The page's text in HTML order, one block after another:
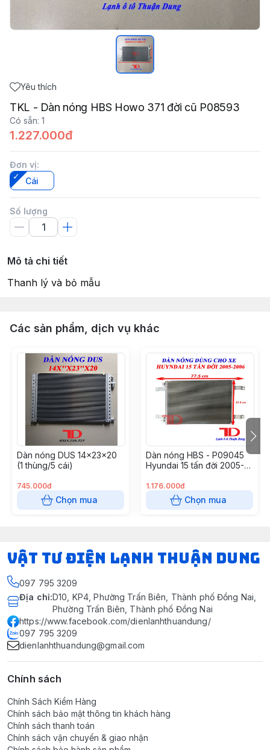
Yêu thích
TKL - Dàn nóng HBS Howo 371 đời cũ P08593
Có sẵn: 1
1.227.000đ
Đơn vị:
Cái
Số lượng
Mô tả chi tiết
Thanh lý và bỏ mẫu
Các sản phẩm, dịch vụ khác
Dàn nóng DUS 14x23x20
(1 thùng/5 cái)
745.000đ
Chọn mua
Dàn nóng HBS - P09045
Hyundai 15 tấn đời 2005-
1.176.000đ
Chọn mua
VẬT TƯ ĐIỆN LẠNH THUẬN DUNG
097 795 3209
Địa chỉ:D10, KP4, Phường Trấn Biên, Thành phố Đồng Nai,
Phường Trấn Biên, Thành phố Đồng Nai
https://www.facebook.com/dienlanhthuandung/
097 795 3209
dienlanhthuandung@gmail.com
Chính sách
Chính Sách Kiểm Hàng
Chính sách bảo mật thông tin khách hàng
Chính sách thanh toán
Chính sách vận chuyển & giao nhận